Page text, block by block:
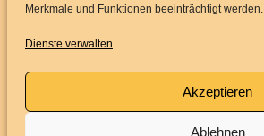
Merkmale und Funktionen beeinträchtigt werden.
Dienste verwalten
Akzeptieren
Ablehnen
Service
Kontakt
Downloads